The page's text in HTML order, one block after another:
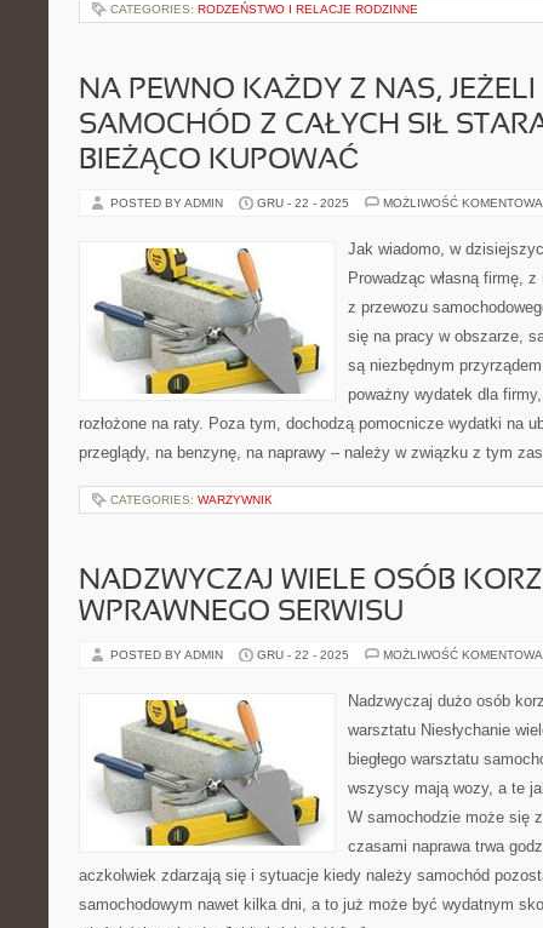
CATEGORIES: RODZEŃSTWO I RELACJE RODZINNE
NA PEWNO KAŻDY Z NAS,
SAMOCHÓD Z CAŁYCH SIŁ
BIEŻĄCO KUPOWAĆ
POSTED BY ADMIN GRU - 22 - 2025 MOŻLIWOŚĆ
Jak wiadomo, w
Prowadząc własną firmę,
z przewozu
się na pracy w obszarze,
są niezbędnym
poważny wydatek dla
rozłożone na raty. Poza tym, dochodzą pomocnicze wydatki na
przeglądy, na benzynę, na naprawy – należy w związku z tym
CATEGORIES: WARZYWNIK
NADZWYCZAJ WIELE OSÓB
WPRAWNEGO SERWISU
POSTED BY ADMIN GRU - 22 - 2025 MOŻLIWOŚĆ
Nadzwyczaj dużo osób
warsztatu Niesłychanie
biegłego warsztatu
wszyscy mają wozy, a te
W samochodzie może się
czasami naprawa trwa
aczkolwiek zdarzają się i sytuacje kiedy należy samochód
samochodowym nawet kilka dni, a to już może być wydatnym